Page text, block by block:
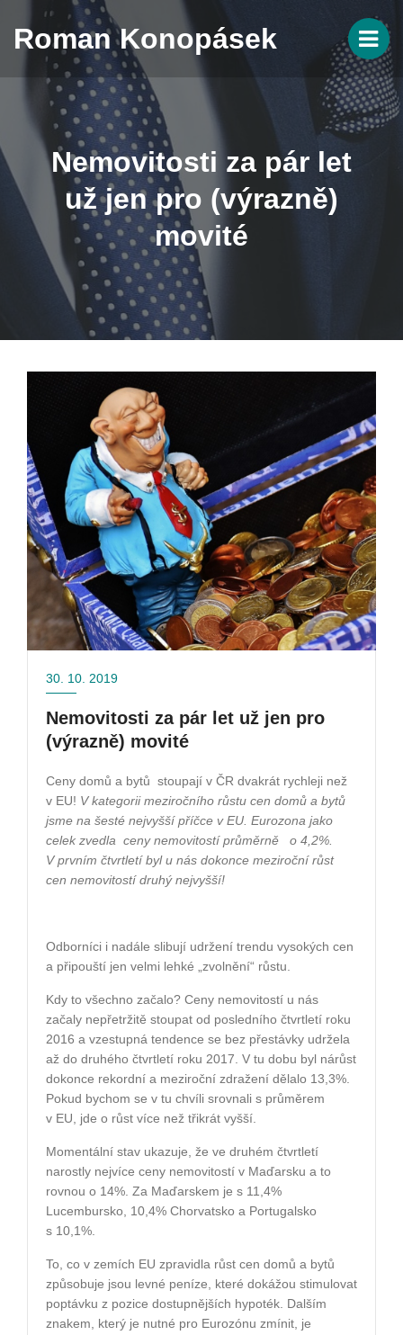
Roman Konopásek
Nemovitosti za pár let
už jen pro (výrazně)
movité
30. 10. 2019
Nemovitosti za pár let už jen pro
(výrazně) movité
Ceny domů a bytů stoupají v ČR dvakrát rychleji než
v EU! V kategorii meziročního růstu cen domů a bytů
jsme na šesté nejvyšší příčce v EU. Eurozona jako
celek zvedla ceny nemovitostí průměrně
o 4,2%.
V prvním čtvrtletí byl u nás dokonce meziroční růst
cen nemovitostí druhý nejvyšší!
Odborníci i nadále slibují udržení trendu vysokých cen
a připouští jen velmi lehké „zvolnění“ růstu.
Kdy to všechno začalo? Ceny nemovitostí u nás
začaly nepřetržitě stoupat od posledního čtvrtletí roku
2016 a vzestupná tendence se bez přestávky udržela
až do druhého čtvrtletí roku 2017. V tu dobu byl nárůst
dokonce rekordní a meziroční zdražení dělalo 13,3%.
Pokud bychom se v tu chvíli srovnali s průměrem
v EU, jde o růst více než třikrát vyšší.
Momentální stav ukazuje, že ve druhém čtvrtletí
narostly nejvíce ceny nemovitostí v Maďarsku a to
rovnou o 14%. Za Maďarskem je s 11,4%
Lucembursko, 10,4% Chorvatsko a Portugalsko
s 10,1%.
To, co v zemích EU zpravidla růst cen domů a bytů
způsobuje jsou levné peníze, které dokážou stimulovat
poptávku z pozice dostupnějších hypoték. Dalším
znakem, který je nutné pro Eurozónu zmínit, je